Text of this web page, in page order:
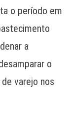
o período em
a
o
varejo nos